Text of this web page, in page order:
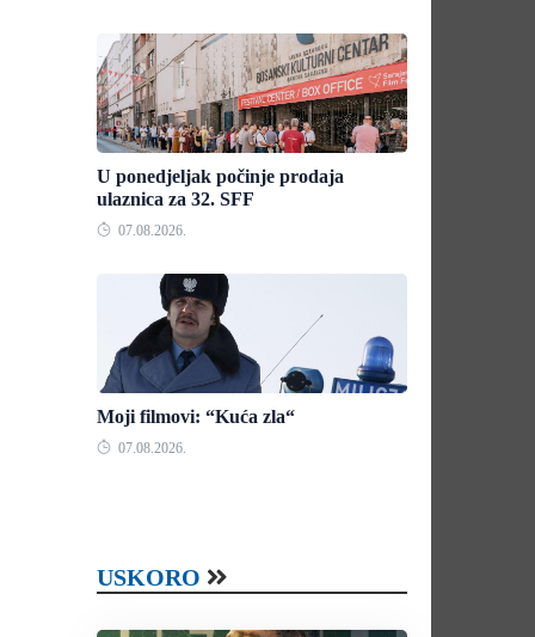
U ponedjeljak počinje prodaja
ulaznica za 32. SFF
07.08.2026.
Moji filmovi: “Kuća zla“
07.08.2026.
USKORO